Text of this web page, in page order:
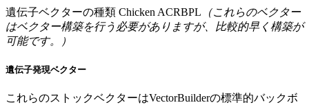
遺伝子ベクターの種類 Chicken ACRBPL （これらのベクター
はベクター構築を行う必要がありますが、比較的早く構築が
可能です。）
遺伝子発現ベクター
これらのストックベクターはVectorBuilderの標準的バックボ